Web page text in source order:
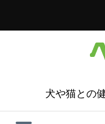
犬や猫との